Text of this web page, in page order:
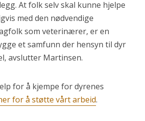
At folk selv skal kunne hjelpe
med den nødvendige
som veterinærer, er en
et samfunn der hensyn til dyr
avslutter Martinsen.
for å kjempe for dyrenes
for å støtte vårt arbeid.